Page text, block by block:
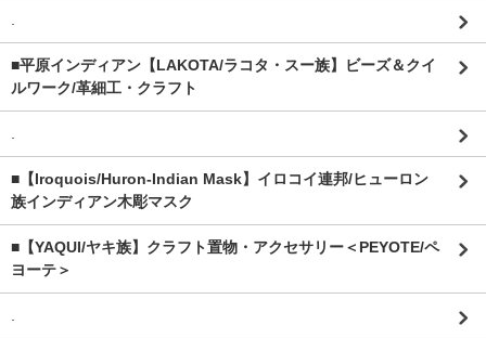
.
■平原インディアン【LAKOTA/ラコタ・スー族】ビーズ＆クイ
ルワーク/革細工・クラフト
.
■【Iroquois/Huron-Indian Mask】イロコイ連邦/ヒューロン
族インディアン木彫マスク
■【YAQUI/ヤキ族】クラフト置物・アクセサリー＜PEYOTE/ペ
ヨーテ＞
.